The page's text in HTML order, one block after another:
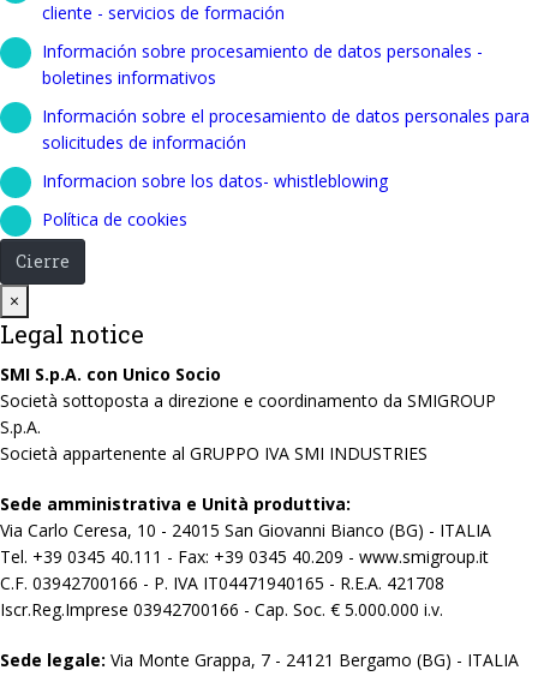
cliente - servicios de formación
Información sobre procesamiento de datos personales -
boletines informativos
Información sobre el procesamiento de datos personales para
solicitudes de información
Informacion sobre los datos- whistleblowing
Política de cookies
Cierre
×
Legal notice
SMI S.p.A. con Unico Socio
Società sottoposta a direzione e coordinamento da SMIGROUP
S.p.A.
Società appartenente al GRUPPO IVA SMI INDUSTRIES
Sede amministrativa e Unità produttiva:
Via Carlo Ceresa, 10 - 24015 San Giovanni Bianco (BG) - ITALIA
Tel. +39 0345 40.111 - Fax: +39 0345 40.209 - www.smigroup.it
C.F. 03942700166 - P. IVA IT04471940165 - R.E.A. 421708
Iscr.Reg.Imprese 03942700166 - Cap. Soc. € 5.000.000 i.v.
Sede legale: Via Monte Grappa, 7 - 24121 Bergamo (BG) - ITALIA